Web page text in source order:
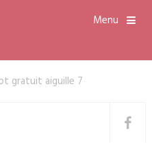
Menu
gratuit aiguille 7